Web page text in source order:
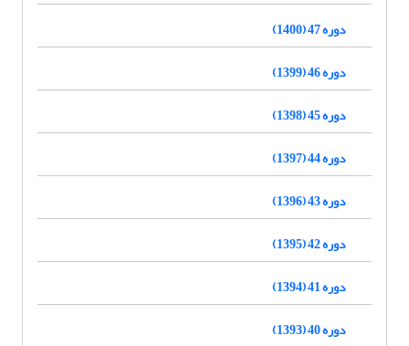
دوره 47 (1400)
دوره 46 (1399)
دوره 45 (1398)
دوره 44 (1397)
دوره 43 (1396)
دوره 42 (1395)
دوره 41 (1394)
دوره 40 (1393)